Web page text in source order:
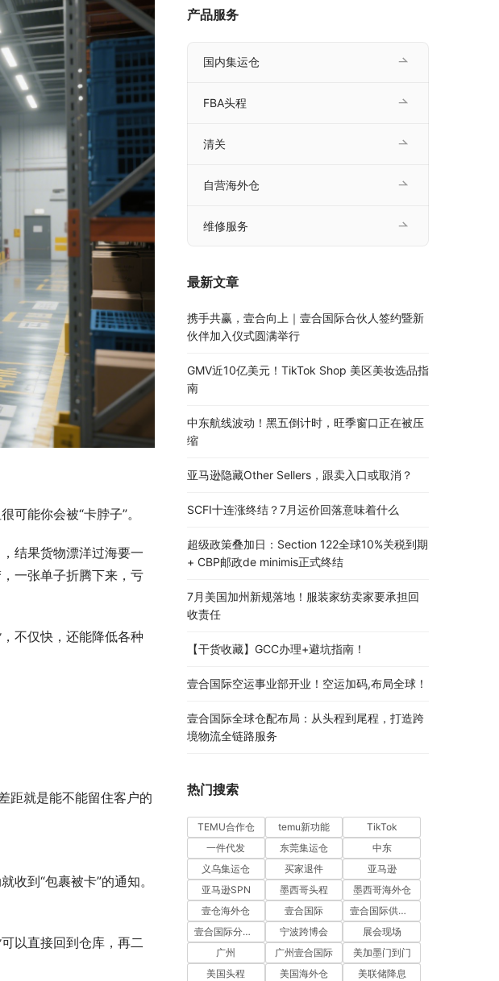
能你会被“卡脖子”。
结果货物漂洋过海要一
一张单子折腾下来，亏
不仅快，还能降低各种
距就是能不能留住客户的
到“包裹被卡”的通知。
以直接回到仓库，再二
产品服务
国内集运仓
FBA头程
清关
自营海外仓
维修服务
最新文章
携手共赢，壹合向上｜壹合国际合伙人签约暨新
伙伴加入仪式圆满举行
GMV近10亿美元！TikTok Shop 美区美妆选品指
南
中东航线波动！黑五倒计时，旺季窗口正在被压
缩
亚马逊隐藏Other Sellers，跟卖入口或取消？
SCFI十连涨终结？7月运价回落意味着什么
超级政策叠加日：Section 122全球10%关税到期
+ CBP邮政de minimis正式终结
7月美国加州新规落地！服装家纺卖家要承担回
收责任
【干货收藏】GCC办理+避坑指南！
壹合国际空运事业部开业！空运加码,布局全球！
壹合国际全球仓配布局：从头程到尾程，打造跨
境物流全链路服务
热门搜索
TEMU合作仓 temu新功能
TikTok
一件代发
东莞集运仓
中东
义乌集运仓
买家退件
亚马逊
亚马逊SPN
墨西哥头程
墨西哥海外仓
壹仓海外仓
壹合国际
壹合国际供应链
壹合国际分公司开业
宁波跨博会
展会现场
广州
广州壹合国际
美加墨门到门
美国头程
美国海外仓
美联储降息